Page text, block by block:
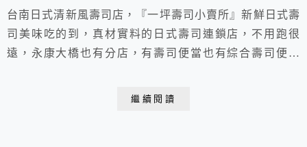
台南日式清新風壽司店，『一坪壽司小賣所』新鮮日式壽
司美味吃的到，真材實料的日式壽司連鎖店，不用跑很
遠，永康大橋也有分店，有壽司便當也有綜合壽司便當
繼續閱讀